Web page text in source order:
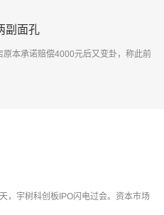
副面孔
本承诺赔偿4000元后又变卦，称此前
，宇树科创板IPO闪电过会。资本市场